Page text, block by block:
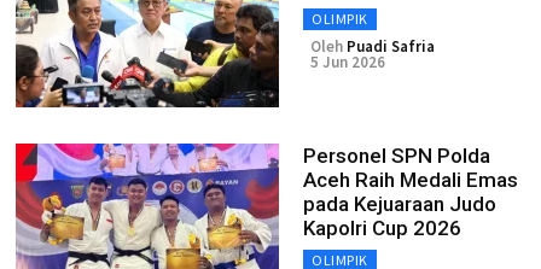
OLIMPIK
Oleh Puadi Safria
5 Jun 2026
Personel SPN Polda
Aceh Raih Medali Emas
pada Kejuaraan Judo
Kapolri Cup 2026
OLIMPIK